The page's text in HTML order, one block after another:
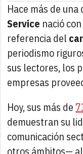
Hace más de una
Service nació
referencia del
periodismo
sus lectores, los
empresas
Hoy, sus más de
demuestran su
comunicación
otros ámbitos—